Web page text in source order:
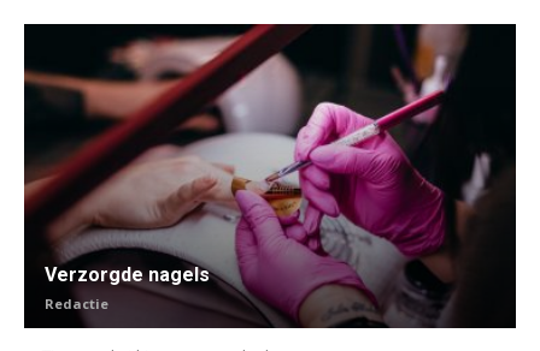
Verzorgde nagels
Redactie